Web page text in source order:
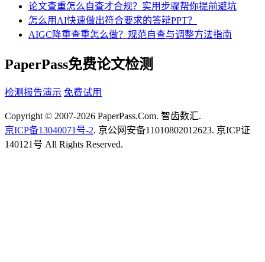
论文查重怎么自查才合规？实用步骤帮你提前避坑
怎么用AI快速做出符合要求的答辩PPT？
AIGC降重查重怎么做？规范自查与调整方法指南
PaperPass免费论文检测
检测报告演示 免费试用
Copyright © 2007-2026 PaperPass.Com. 智齿数汇.
京ICP备13040071号-2. 京公网安备11010802012623. 京ICP证
140121号 All Rights Reserved.